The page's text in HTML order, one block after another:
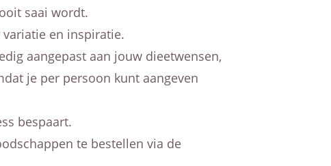
saai wordt.
en inspiratie.
aangepast aan jouw dieetwensen,
je per persoon kunt aangeven
bespaart.
te bestellen via de